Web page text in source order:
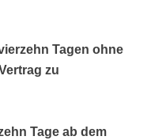
Tagen ohne
zu
Tage ab dem